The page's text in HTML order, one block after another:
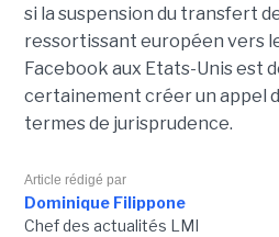
si la suspension du transfert
ressortissant européen vers
Facebook aux Etats-Unis est
certainement créer un appel
termes de jurisprudence.
Article rédigé par
Dominique Filippone
Chef des actualités LMI